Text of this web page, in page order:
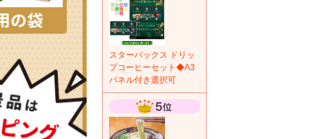
スターバックス ドリッ
プコーヒーセット◆A3
パネル付き選択可